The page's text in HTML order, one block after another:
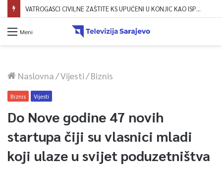
VATROGASCI CIVILNE ZAŠTITE KS UPUĆENI U KONJIC KAO ISPOMOĆ U GAŠENJU POŽARA
Meni
Naslovna/Vijesti/Biznis
Biznis Vijesti
Do Nove godine 47 novih
startupa čiji su vlasnici mladi
koji ulaze u svijet poduzetništva